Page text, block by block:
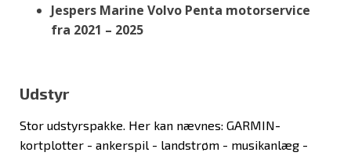
Jespers Marine Volvo Penta motorservice
fra 2021 – 2025
Udstyr
Stor udstyrspakke. Her kan nævnes: GARMIN-
kortplotter - ankerspil - landstrøm - musikanlæg -